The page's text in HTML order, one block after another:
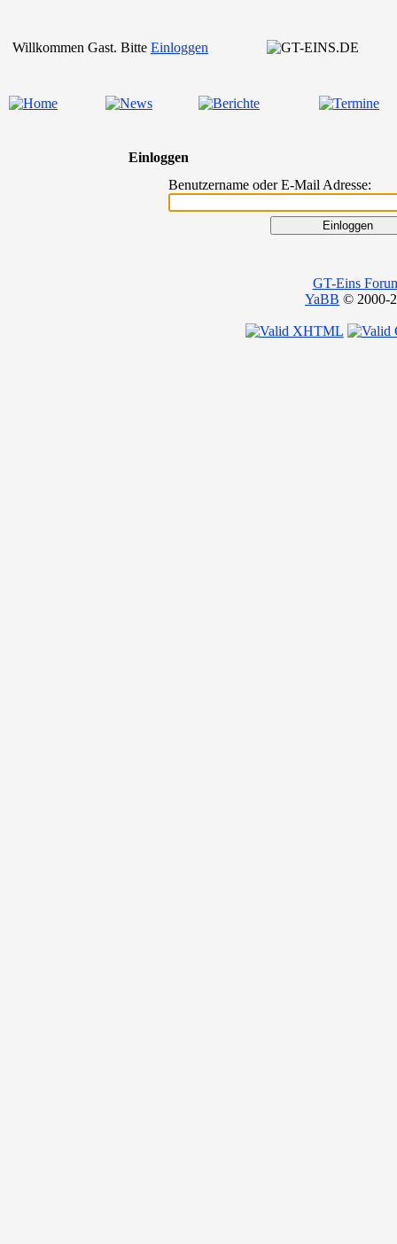
Willkommen Gast. Bitte Einloggen
Einloggen
Benutzername oder E-Mail Adresse:
GT-Eins
YaBB © 2000-